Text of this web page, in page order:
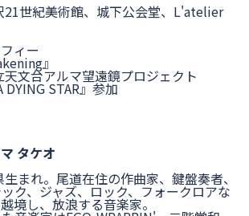
世紀美術館、城下公会堂、L'atelier
ィー
』
文台アルマ望遠鏡プロジェクト
DYING STAR』参加
タケオ
まれ。尾道在住の作曲家、鍵盤奏者、
ク、ジャズ、ロック、フォークロアな
境し、放浪する音楽家。